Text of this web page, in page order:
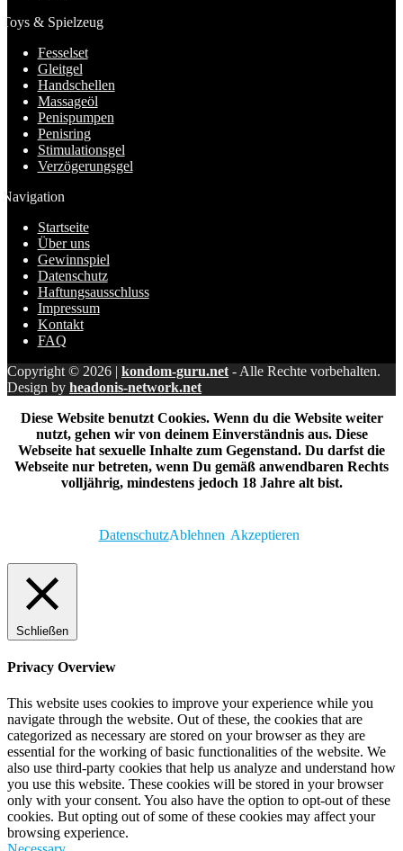
Toys & Spielzeug
Fesselset
Gleitgel
Handschellen
Massageöl
Penispumpen
Penisring
Stimulationsgel
Verzögerungsgel
Navigation
Startseite
Über uns
Gewinnspiel
Datenschutz
Haftungsausschluss
Impressum
Kontakt
FAQ
Copyright © 2026 | kondom-guru.net - Alle Rechte vorbehalten.
Design by headonis-network.net
Diese Website benutzt Cookies. Wenn du die Website weiter
nutzt, gehen wir von deinem Einverständnis aus. Diese
Webseite hat sexuelle Inhalte zum Gegenstand. Du darfst die
Webseite nur betreten, wenn Du gemäß anwendbaren Rechts
volljährig, mindestens jedoch 18 Jahre alt bist.
DatenschutzAblehnen Akzeptieren
Schließen
Privacy Overview
This website uses cookies to improve your experience while you
navigate through the website. Out of these, the cookies that are
categorized as necessary are stored on your browser as they are
essential for the working of basic functionalities of the website. We
also use third-party cookies that help us analyze and understand how
you use this website. These cookies will be stored in your browser
only with your consent. You also have the option to opt-out of these
cookies. But opting out of some of these cookies may affect your
browsing experience.